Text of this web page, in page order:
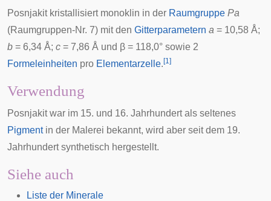
Posnjakit kristallisiert monoklin in der Raumgruppe Pa
(Raumgruppen-Nr. 7) mit den Gitterparametern a = 10,58 Å;
b = 6,34 Å; c = 7,86 Å und β = 118,0° sowie 2
Formeleinheiten pro Elementarzelle. [1]
Verwendung
Posnjakit war im 15. und 16. Jahrhundert als seltenes
Pigmentin der Malerei bekannt, wird aber seit dem 19.
Jahrhundert synthetisch hergestellt.
Siehe auch
Liste der Minerale